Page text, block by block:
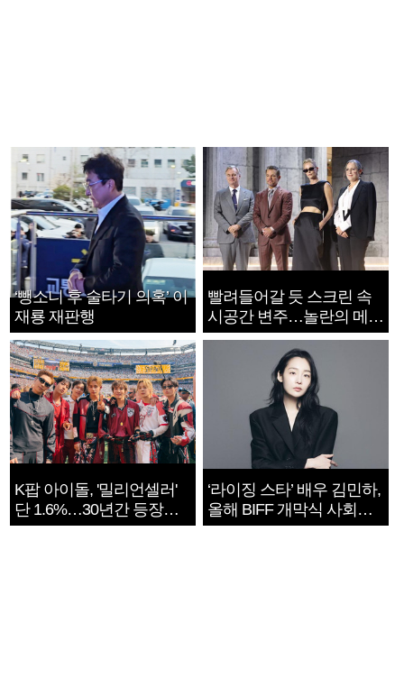
‘뺑소니 후 술타기 의혹’ 이
재룡 재판행
빨려들어갈 듯 스크린 속
시공간 변주…놀란의 메시
지는 ‘전쟁 속죄’
K팝 아이돌, '밀리언셀러'
단 1.6%…30년간 등장
1182개팀 전수조사
‘라이징 스타’ 배우 김민하,
올해 BIFF 개막식 사회자
확정